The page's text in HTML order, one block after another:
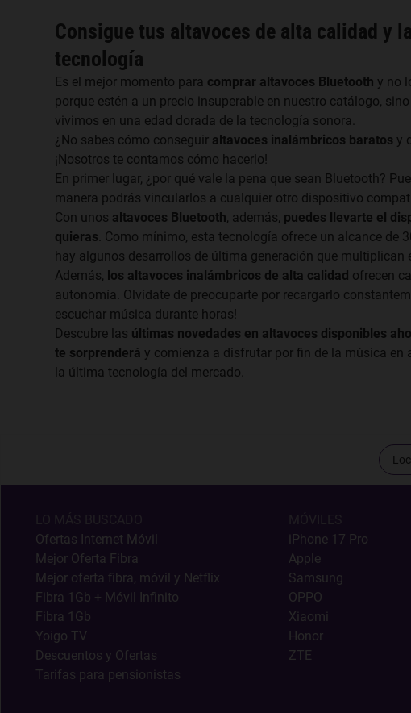
Consigue tus altavoces de alta calidad y
tecnología
Es el mejor momento para comprar altavoces Bluetooth y no
porque estén a un precio insuperable en nuestro catálogo,
vivimos en una edad dorada de la tecnología sonora.
¿No sabes cómo conseguir altavoces inalámbricos baratos y
¡Nosotros te contamos cómo hacerlo!
En primer lugar, ¿por qué vale la pena que sean Bluetooth?
manera podrás vincularlos a cualquier otro dispositivo
Con unos altavoces Bluetooth, además, puedes llevarte el
quieras . Como mínimo, esta tecnología ofrece un alcance de
hay algunos desarrollos de última generación que multiplican
Además, los altavoces inalámbricos de alta calidad ofrecen
autonomía. Olvídate de preocuparte por recargarlo
escuchar música durante horas!
Descubre las últimas novedades en altavoces disponibles
te sorprenderá y comienza a disfrutar por fin de la música en
la última tecnología del mercado.
Ofertas Internet Móvil
Mejor Oferta Fibra
Mejor oferta fibra, móvil y Netflix
Fibra 1Gb + Móvil Infinito
Fibra 1Gb
Yoigo TV
Descuentos y Ofertas
Tarifas para pensionistas
iPhone 17 Pro
Apple
Samsung
OPPO
Xiaomi
Honor
ZTE